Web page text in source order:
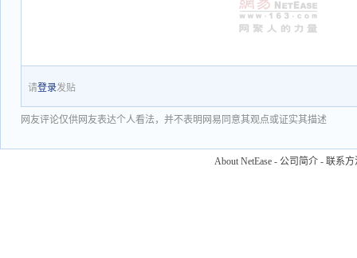
请登录发贴
网友评论仅供网友表达个人看法，并不表明网易同意其观点或证实其描述
About NetEase - 公司简介 - 联系方